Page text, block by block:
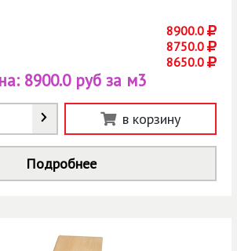
8900.0
8750.0
8650.0
8900.0 руб за м3
в корзину
Подробнее